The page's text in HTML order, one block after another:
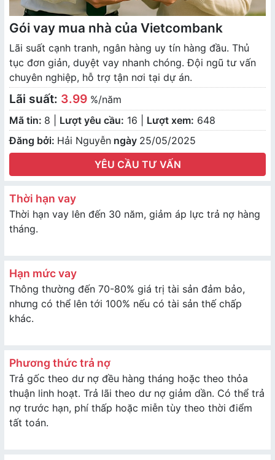
Gói vay mua nhà của Vietcombank
Lãi suất cạnh tranh, ngân hàng uy tín hàng đầu. Thủ
tục đơn giản, duyệt vay nhanh chóng. Đội ngũ tư vấn
chuyên nghiệp, hỗ trợ tận nơi tại dự án.
Lãi suất: 3.99 %/năm
Mã tin: 8 | Lượt yêu cầu: 16 | Lượt xem: 648
Đăng bởi: Hải Nguyễn ngày 25/05/2025
YÊU CẦU TƯ VẤN
Thời hạn vay
Thời hạn vay lên đến 30 năm, giảm áp lực trả nợ hàng
tháng.
Hạn mức vay
Thông thường đến 70-80% giá trị tài sản đảm bảo,
nhưng có thể lên tới 100% nếu có tài sản thế chấp
khác.
Phương thức trả nợ
Trả gốc theo dư nợ đều hàng tháng hoặc theo thỏa
thuận linh hoạt. Trả lãi theo dư nợ giảm dần. Có thể trả
nợ trước hạn, phí thấp hoặc miễn tùy theo thời điểm
tất toán.